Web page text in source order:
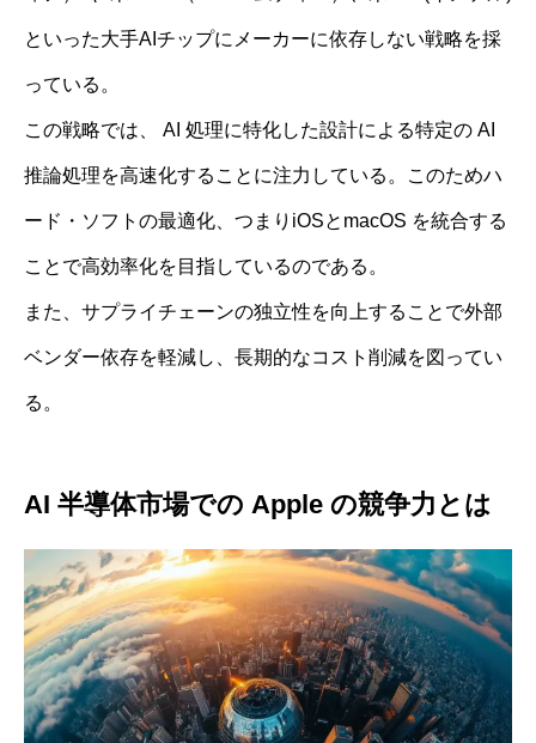
といった大手AIチップにメーカーに依存しない戦略を採
っている。
この戦略では、 AI 処理に特化した設計による特定の AI
推論処理を高速化することに注力している。このためハ
ード・ソフトの最適化、つまりiOSとmacOS を統合する
ことで高効率化を目指しているのである。
また、サプライチェーンの独立性を向上することで外部
ベンダー依存を軽減し、長期的なコスト削減を図ってい
る。
AI 半導体市場での Apple の競争力とは